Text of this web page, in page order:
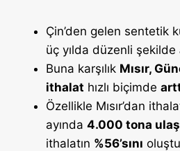
Çin’den gelen sentetik
üç yılda düzenli şekilde
Buna karşılık Mısır,
ithalat hızlı biçimde
Özellikle Mısır’dan
ayında 4.000 tona
ithalatın %56’sını